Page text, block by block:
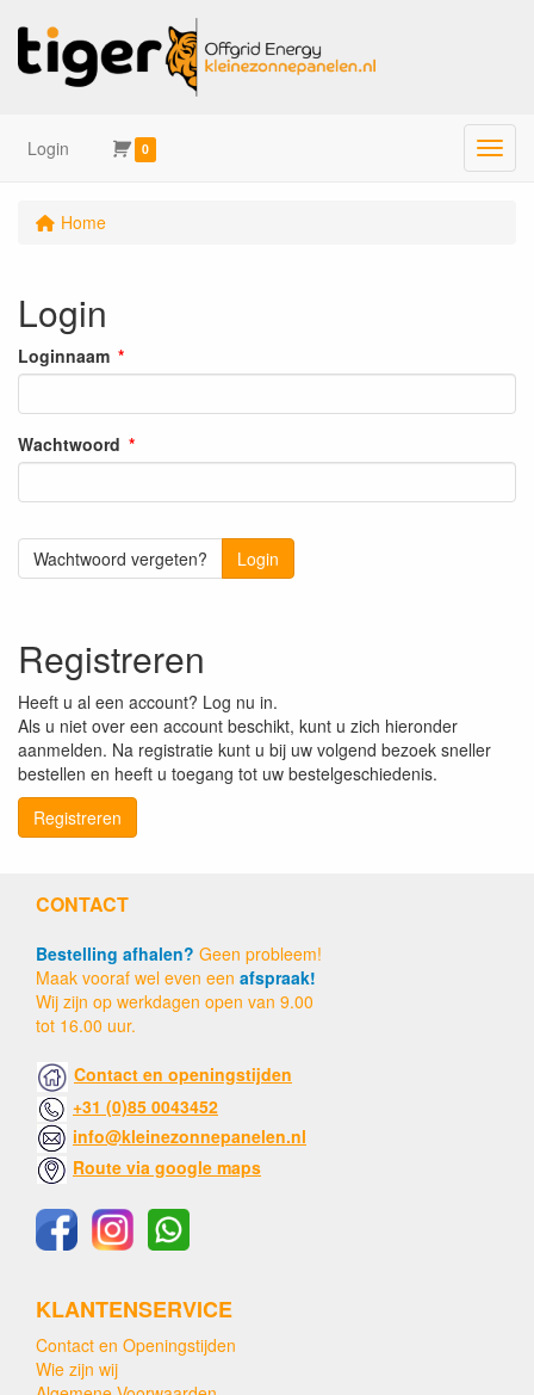
Login 0 Menu
Home
Login
Loginnaam
Wachtwoord
Wachtwoord vergeten? Login
Registreren
Heeft u al een account? Log nu in.
Als u niet over een account beschikt, kunt u zich hieronder
aanmelden. Na registratie kunt u bij uw volgend bezoek sneller
bestellen en heeft u toegang tot uw bestelgeschiedenis.
Registreren
CONTACT
Bestelling afhalen? Geen probleem!
Maak vooraf wel even een afspraak!
Wij zijn op werkdagen open van 9.00
tot 16.00 uur.
Contact en openingstijden
+31 (0)85 0043452
info@kleinezonnepanelen.nl
Route via google maps
KLANTENSERVICE
Contact en Openingstijden
Wie zijn wij